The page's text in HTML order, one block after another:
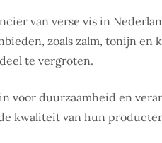
van verse vis in
zoals zalm, tonijn
te vergroten.
voor duurzaamheid en
kwaliteit van hun